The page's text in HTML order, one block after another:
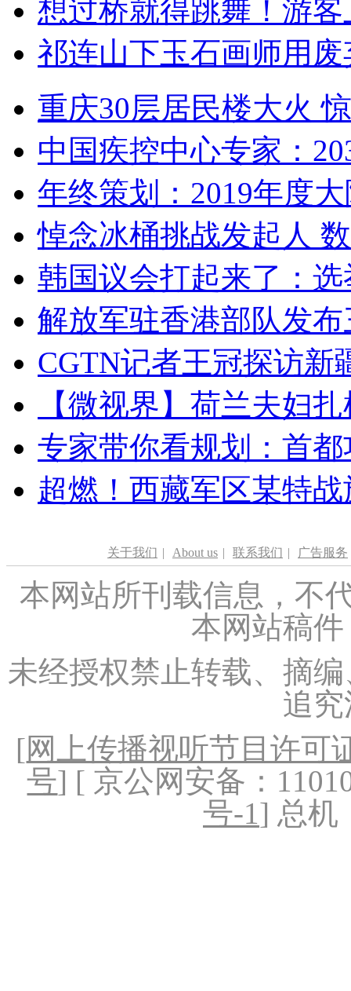
想过桥就得跳舞！游客
祁连山下玉石画师用
重庆30层居民楼大火
中国疾控中心专家：
年终策划：2019年度
悼念冰桶挑战发起人
韩国议会打起来了：
解放军驻香港部队发
CGTN记者王冠探访新
【微视界】荷兰夫妇
专家带你看规划：首
超燃！西藏军区某特
关于我们 | About us | 联系我们 | 广告服务
本网站所刊载信息，不
本网站稿
未经授权禁止转载、摘
追
[网上传播视听节目许可
号] [ 京公网安备：
号-1] 总机